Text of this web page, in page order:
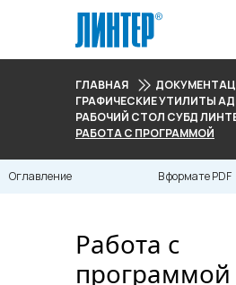
ГЛАВНАЯ
ГРАФИЧЕСКИЕ УТИЛИТЫ
РАБОЧИЙ СТОЛ СУБД
РАБОТА С ПРОГРАММОЙ
Оглавление В формате PDF
Работа с
программой